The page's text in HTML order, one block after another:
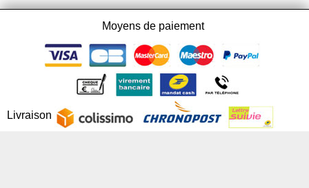
Moyens de paiement
Livraison